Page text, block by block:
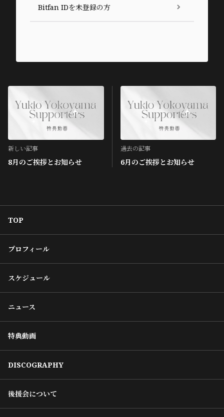
Bitfan IDを未登録の方
新しい記事
8月のご挨拶とお知らせ
過去の記事
6月のご挨拶とお知らせ
TOP
プロフィール
スケジュール
ニュース
特典動画
DISCOGRAPHY
後援会について